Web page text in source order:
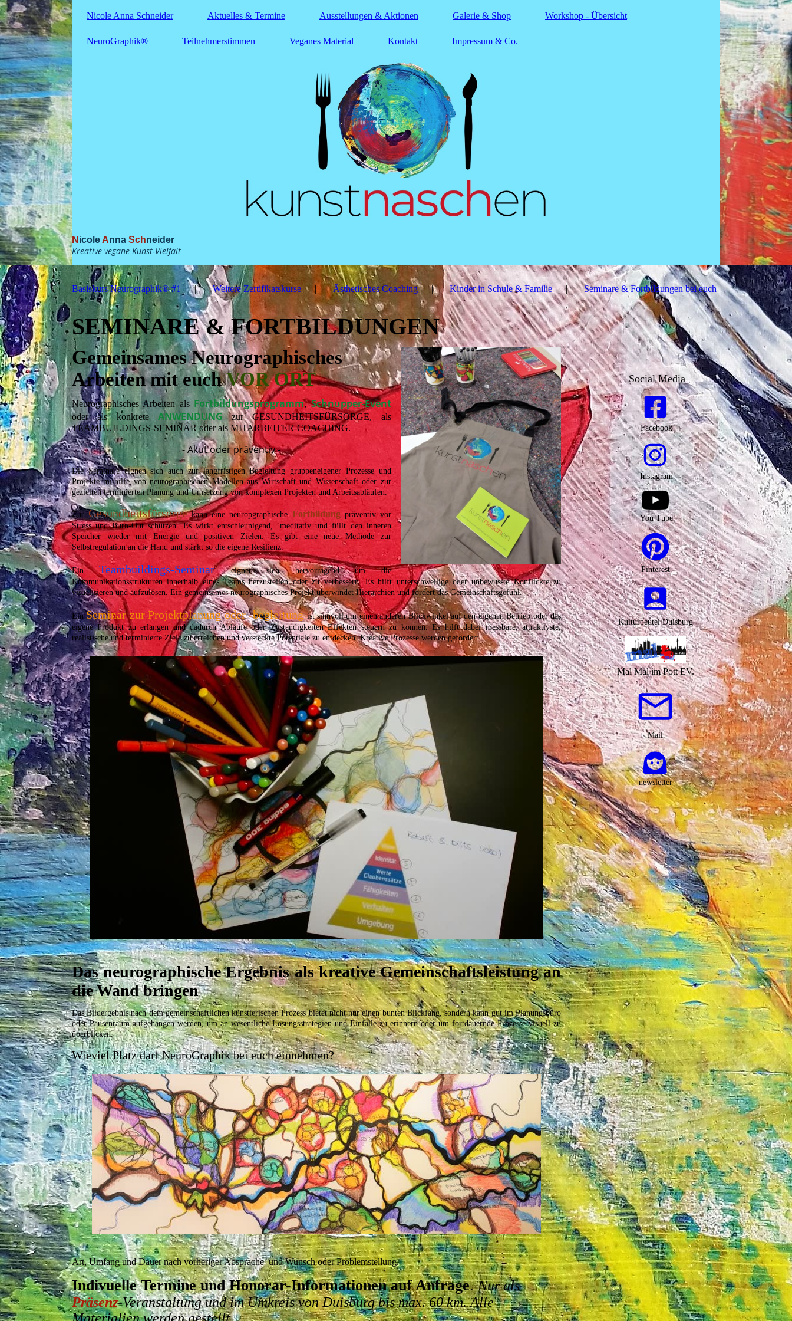
Nicole Anna Schneider Aktuelles & Termine Ausstellungen & Aktionen Galerie & Shop Workshop - Übersicht
NeuroGraphik® Teilnehmerstimmen Veganes Material Kontakt Impressum & Co.
N icoleAnna Schneider
Kreative vegane Kunst-Vielfalt
Basiskurs Neurographik® #1 Weitere Zertifikatskurse Ästhetisches Coaching Kinder in Schule & Familie Seminare & Fortbildungen bei euch
SEMINARE & FORTBILDUNGEN
Gemeinsames Neurographisches
Arbeiten mit euchVOR ORT
Neurographisches Arbeiten als Fortbildungsprogramm,Schnupper-Event
oder als konkrete ANWENDUNGzurGESUNDHEITSFÜRSORGE, als
TEAMBUILDINGS-SEMINARoder alsMITARBEITER-COACHING.
- Akut oder präventiv -
Die Seminare eignen sich auch zur langfristigen Begleitung gruppeneigener Prozesse und
Projekte mithilfe von neurographischen Modellen aus Wirtschaft und Wissenschaft oder zur
gezielten terminierten Planung und Umsetzung von komplexen Projekten und Arbeitsabläufen.
Zur Gesundheitsfürsorge kann eine neuropgraphische Fortbildung präventiv vor
Stress und Burn-Out schützen. Es wirkt entschleunigend, ´meditativ und füllt den inneren
Speicher wieder mit Energie und positiven Zielen. Es gibt eine neue Methode zur
Selbstregulation an die Hand und stärkt so die eigene Resilienz.
Ein Teambuildings-Seminar
eignet sich hervorragend um die
Kommunikationsstrukturen innerhalb eines Teams herzustellen oder zu verbessern. Es hilft unterschwellige oder unbewusste Konflickte zu
visualisieren und aufzulösen. Ein gemeinsames neurographisches Projekt überwindet Hierarchien und fördert das Gemeinschaftsgefühl.
Ein Seminar zur Projektplanung oder -begleitung ist sinnvoll um einen anderen Blickwinkel auf den eigenen Betrieb oder das
eigene Produkt zu erlangen und dadurch Abläufe oder Zuständigkeiten Effekten steuern zu können. Es hilft dabei messbare, attraktivste,
realistische und terminierte Ziele zu erreichen und versteckte Potentiale zu entdecken. Kreative Prozesse werden gefördert.
Das neurographische Ergebnis als kreative Gemeinschaftsleistung an
die Wand bringen
Das Bildergebnis nach dem gemeinschaftlichen künstlerischen Prozess bietet nicht nur einen bunten Blickfang, sondern kann gut im Planungsbüro
oder Pausenraum aufgehangen werden, um an wesentliche Lösungsstrategien und Einfälle zu erinnern oder um fortdauernde Prozesse visuell zu
überblicken.
Wieviel Platz darf NeuroGraphik bei euch einnehmen?
Art, Umfang und Dauer nach vorheriger Absprache und Wunsch oder Problemstellung.
Indivuelle Termine und Honorar-Informationen auf Anfrage. Nur als
Präsenz-Veranstaltung und im Umkreis von Duisburg bis max. 60 km. Alle
Materialien werden gestellt.
Social Media
Facebook
Instagram
You Tube
Pinterest
Kulturbeutel Duisburg
Mal Mal im Pott EV.
Mail
newsletter